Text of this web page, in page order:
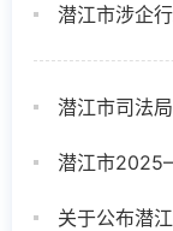
潜江市涉企
潜江市司法
关于公布潜